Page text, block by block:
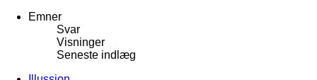
Emner
Svar
Visninger
Seneste indlæg